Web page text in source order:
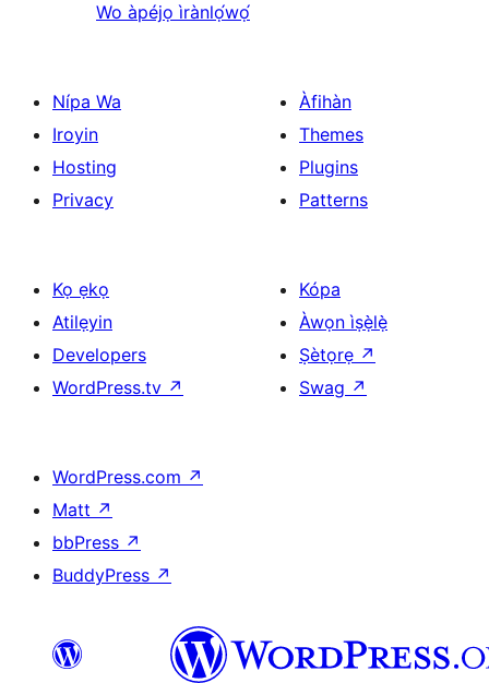
Wo àpéjọ ìrànlọ́wọ́
Nípa Wa
Iroyin
Hosting
Privacy
Àfihàn
Themes
Plugins
Patterns
Kọ ẹkọ
Atilẹyin
Developers
WordPress.tv ↗
Kópa
Àwọn ìṣẹ̀lẹ̀
Ṣètọrẹ ↗
Swag ↗
WordPress.com ↗
Matt ↗
bbPress ↗
BuddyPress ↗